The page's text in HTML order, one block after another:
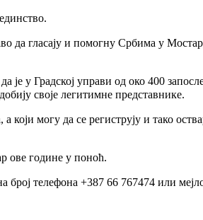
да гласају и помогну Србима у
је у Градској управи од око 400
своје легитимне представнике.
који могу да се региструју и тако
ове године у поноћ.
број телефона +387 66 767474 или